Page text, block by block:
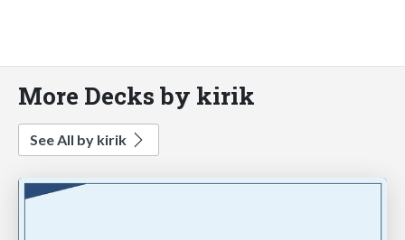
More Decks by kirik
See All by kirik